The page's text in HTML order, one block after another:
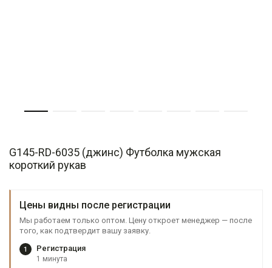
G145-RD-6035 (джинс) Футболка мужская
короткий рукав
Цены видны после регистрации
Мы работаем только оптом. Цену откроет менеджер — после
того, как подтвердит вашу заявку.
1 Регистрация
1 минута